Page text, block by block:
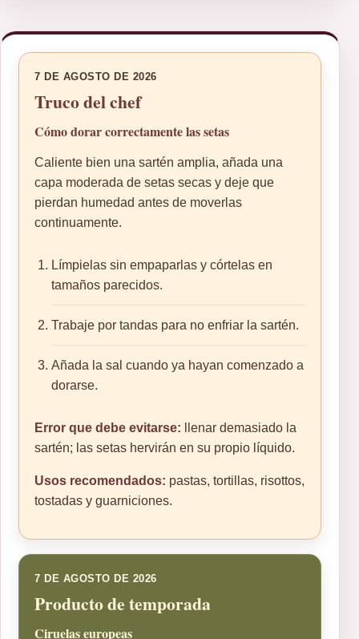
7 DE AGOSTO DE 2026
Truco del chef
Cómo dorar correctamente las setas
Caliente bien una sartén amplia, añada una
capa moderada de setas secas y deje que
pierdan humedad antes de moverlas
continuamente.
Límpielas sin empaparlas y córtelas en
tamaños parecidos.
Trabaje por tandas para no enfriar la sartén.
Añada la sal cuando ya hayan comenzado a
dorarse.
Error que debe evitarse: llenar demasiado la
sartén; las setas hervirán en su propio líquido.
Usos recomendados: pastas, tortillas, risottos,
tostadas y guarniciones.
7 DE AGOSTO DE 2026
Producto de temporada
Ciruelas europeas